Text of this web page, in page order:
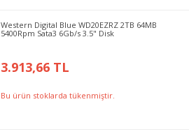
Western Digital Blue WD20EZRZ 2TB 64MB
5400Rpm Sata3 6Gb/s 3.5" Disk
3.913,66 TL
Bu ürün stoklarda tükenmiştir.